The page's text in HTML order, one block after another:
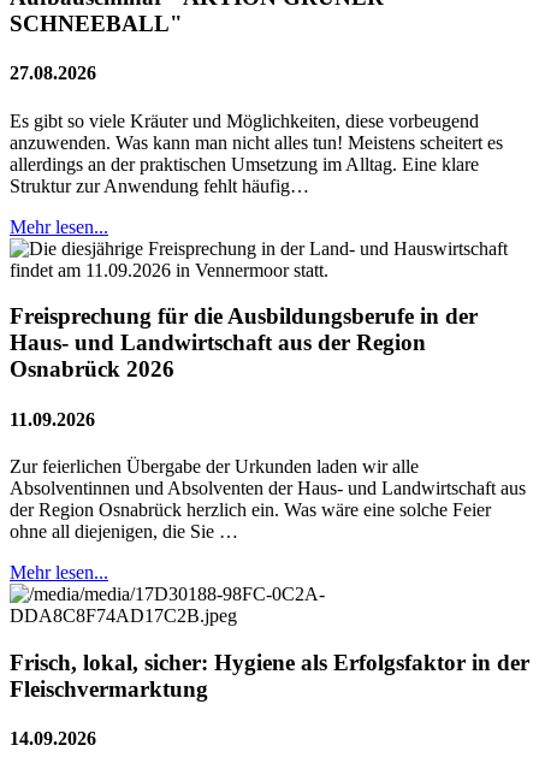
SCHNEEBALL"
27.08.2026
Es gibt so viele Kräuter und Möglichkeiten, diese vorbeugend
anzuwenden. Was kann man nicht alles tun! Meistens scheitert es
allerdings an der praktischen Umsetzung im Alltag. Eine klare
Struktur zur Anwendung fehlt häufig…
Mehr lesen...
Freisprechung für die Ausbildungsberufe in der
Haus- und Landwirtschaft aus der Region
Osnabrück 2026
11.09.2026
Zur feierlichen Übergabe der Urkunden laden wir alle
Absolventinnen und Absolventen der Haus- und Landwirtschaft aus
der Region Osnabrück herzlich ein. Was wäre eine solche Feier
ohne all diejenigen, die Sie …
Mehr lesen...
Frisch, lokal, sicher: Hygiene als Erfolgsfaktor in der
Fleischvermarktung
14.09.2026